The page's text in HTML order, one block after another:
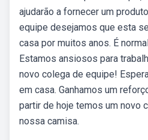
ajudarão a fornecer um
equipe desejamos que esta
casa por muitos anos. É
Estamos ansiosos para
novo colega de equipe!
em casa. Ganhamos um
partir de hoje temos um novo
nossa camisa.